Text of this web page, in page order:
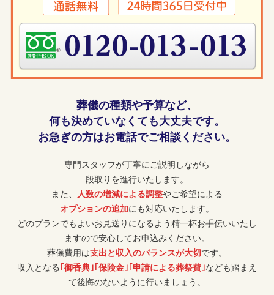
葬儀の種類や予算など、
何も決めていなくても大丈夫です。
お急ぎの方はお電話でご相談ください。
専門スタッフが丁寧にご説明しながら
段取りを進行いたします。
また、
人数の増減による調整やご希望による
オプションの追加にも対応いたします。
どのプランでもよいお見送りになるよう精一杯お手伝いいたし
ますので安心してお申込みください。
葬儀費用は支出と収入のバランスが大切です。
収入となる ｢御香典｣｢保険金｣｢申請による葬祭費｣なども踏まえ
て後悔のないように行いましょう。